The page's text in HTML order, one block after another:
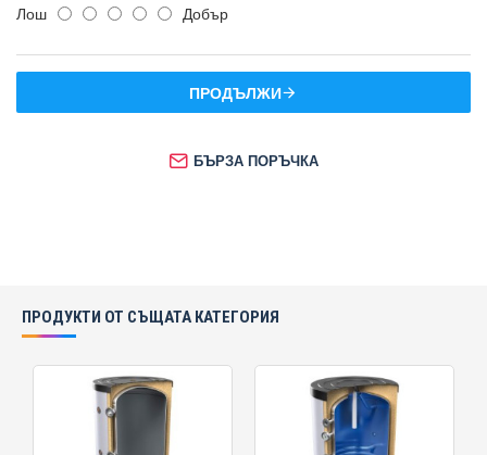
Лош Добър
ПРОДЪЛЖИ
БЪРЗА ПОРЪЧКА
ПРОДУКТИ ОТ СЪЩАТА КАТЕГОРИЯ